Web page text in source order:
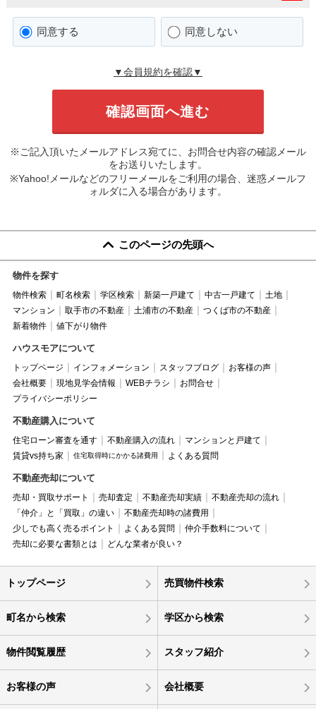
同意する 同意しない
▼会員規約を確認▼
※ご記入頂いたメールアドレス宛てに、お問合せ内容の確認メール
をお送りいたします。
※Yahoo!メールなどのフリーメールをご利用の場合、迷惑メールフ
ォルダに入る場合があります。
このページの先頭へ
物件を探す
物件検索 町名検索 学区検索 新築一戸建て 中古一戸建て
土地
マンション
取手市の不動産 土浦市の不動産
つくば市の不動産
新着物件
値下がり物件
ハウスモアについて
トップページ インフォメーション スタッフブログ
お客様の声
会社概要
現地見学会情報 WEBチラシ
お問合せ
プライバシーポリシー
不動産購入について
住宅ローン審査を通す 不動産購入の流れ
マンションと戸建て
賃貸vs持ち家
住宅取得時にかかる諸費用 よくある質問
不動産売却について
売却・買取サポート 売却査定 不動産売却実績
不動産売却の流れ
「仲介」と「買取」の違い
不動産売却時の諸費用
少しでも高く売るポイント
よくある質問
仲介手数料について
売却に必要な書類とは
どんな業者が良い？
トップページ 売買物件検索
町名から検索 学区から検索
物件閲覧履歴 スタッフ紹介
お客様の声 会社概要